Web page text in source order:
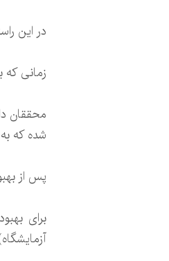
در این
زمانی‌
محققان
شده که
پس از
برای